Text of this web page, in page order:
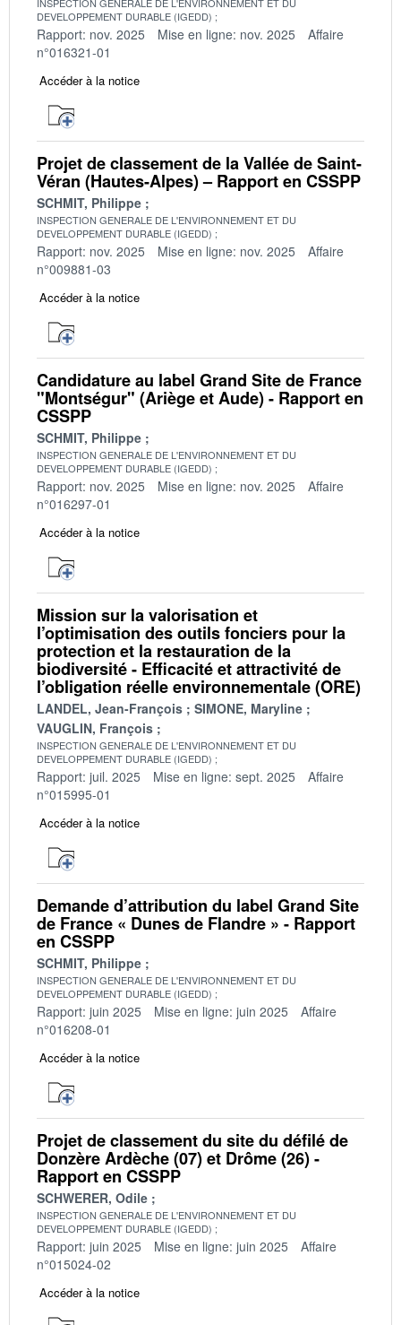
DEVELOPPEMENT DURABLE (IGEDD)
Rapport: nov. 2025 Mise en ligne: nov. 2025
Affaire
n°016321-01
Accéder à la notice
Projet de classement de la Vallée de Saint-
Véran (Hautes-Alpes) – Rapport en CSSPP
SCHMIT, Philippe
INSPECTION GENERALE DE L'ENVIRONNEMENT ET DU
DEVELOPPEMENT DURABLE (IGEDD)
Rapport: nov. 2025 Mise en ligne: nov. 2025
Affaire
n°009881-03
Accéder à la notice
Candidature au label Grand Site de France
"Montségur" (Ariège et Aude) - Rapport en
CSSPP
SCHMIT, Philippe
INSPECTION GENERALE DE L'ENVIRONNEMENT ET DU
DEVELOPPEMENT DURABLE (IGEDD)
Rapport: nov. 2025 Mise en ligne: nov. 2025
Affaire
n°016297-01
Accéder à la notice
Mission sur la valorisation et
l’optimisation des outils fonciers pour la
protection et la restauration de la
biodiversité - Efficacité et attractivité de
l’obligation réelle environnementale (ORE)
LANDEL, Jean-François
SIMONE, Maryline
VAUGLIN, François
INSPECTION GENERALE DE L'ENVIRONNEMENT ET DU
DEVELOPPEMENT DURABLE (IGEDD)
Rapport: juil. 2025 Mise en ligne: sept. 2025
Affaire
n°015995-01
Accéder à la notice
Demande d’attribution du label Grand Site
de France « Dunes de Flandre » - Rapport
en CSSPP
SCHMIT, Philippe
INSPECTION GENERALE DE L'ENVIRONNEMENT ET DU
DEVELOPPEMENT DURABLE (IGEDD)
Rapport: juin 2025 Mise en ligne: juin 2025
Affaire
n°016208-01
Accéder à la notice
Projet de classement du site du défilé de
Donzère Ardèche (07) et Drôme (26) -
Rapport en CSSPP
SCHWERER, Odile
INSPECTION GENERALE DE L'ENVIRONNEMENT ET DU
DEVELOPPEMENT DURABLE (IGEDD)
Rapport: juin 2025 Mise en ligne: juin 2025
Affaire
n°015024-02
Accéder à la notice